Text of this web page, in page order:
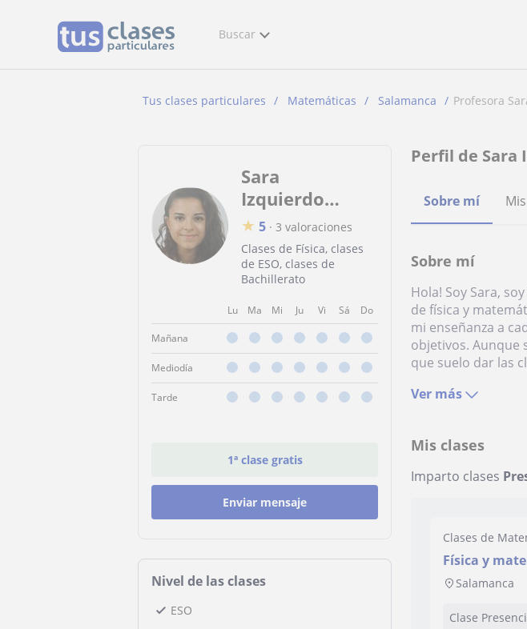
Buscar
Tus clases particulares Matemáticas Salamanca Profesora
Sara
Izquierdo
Sánchez
★ 5 · 3 valoraciones
Clases de Física, clases
de ESO, clases de
Bachillerato
Lu Ma Mi Ju Vi Sá Do
Mañana
Mediodía
Tarde
1ª clase gratis
Enviar mensaje
Nivel de las clases
ESO
Perfil de Sara
Sobre mí
Sobre mí
Hola! Soy Sara,
de física y
mi enseñanza a
objetivos. Aunque
que suelo dar las
Ver más
Mis clases
Imparto clases
Clases de
Física y
ESO)Salamanca
Clase